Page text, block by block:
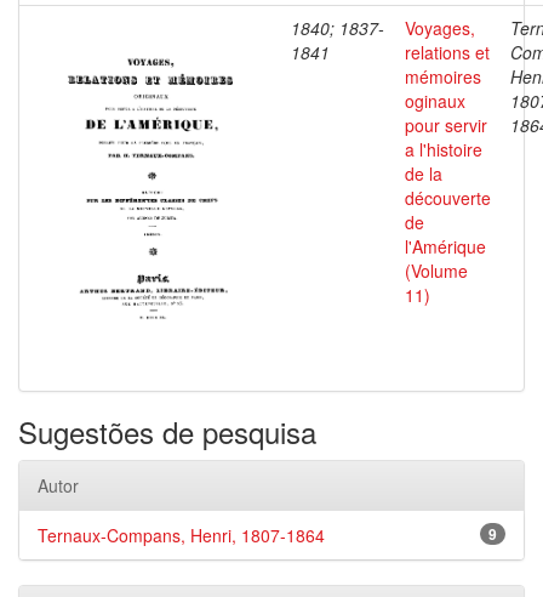
1840; 1837-
1841
Voyages,
relations et
mémoires
oginaux
pour servir
a l'histoire
de la
découverte
de
l'Amérique
(Volume
11)
Sugestões de pesquisa
Autor
9
Ternaux-Compans, Henri, 1807-1864